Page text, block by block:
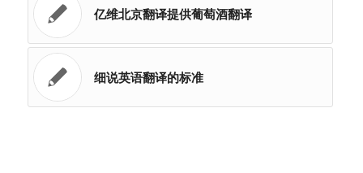
亿维北京翻译提供葡萄酒翻译
细说英语翻译的标准